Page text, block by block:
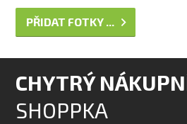
PŘIDAT FOTKY ...
CHYTRÝ
SHOPPKA